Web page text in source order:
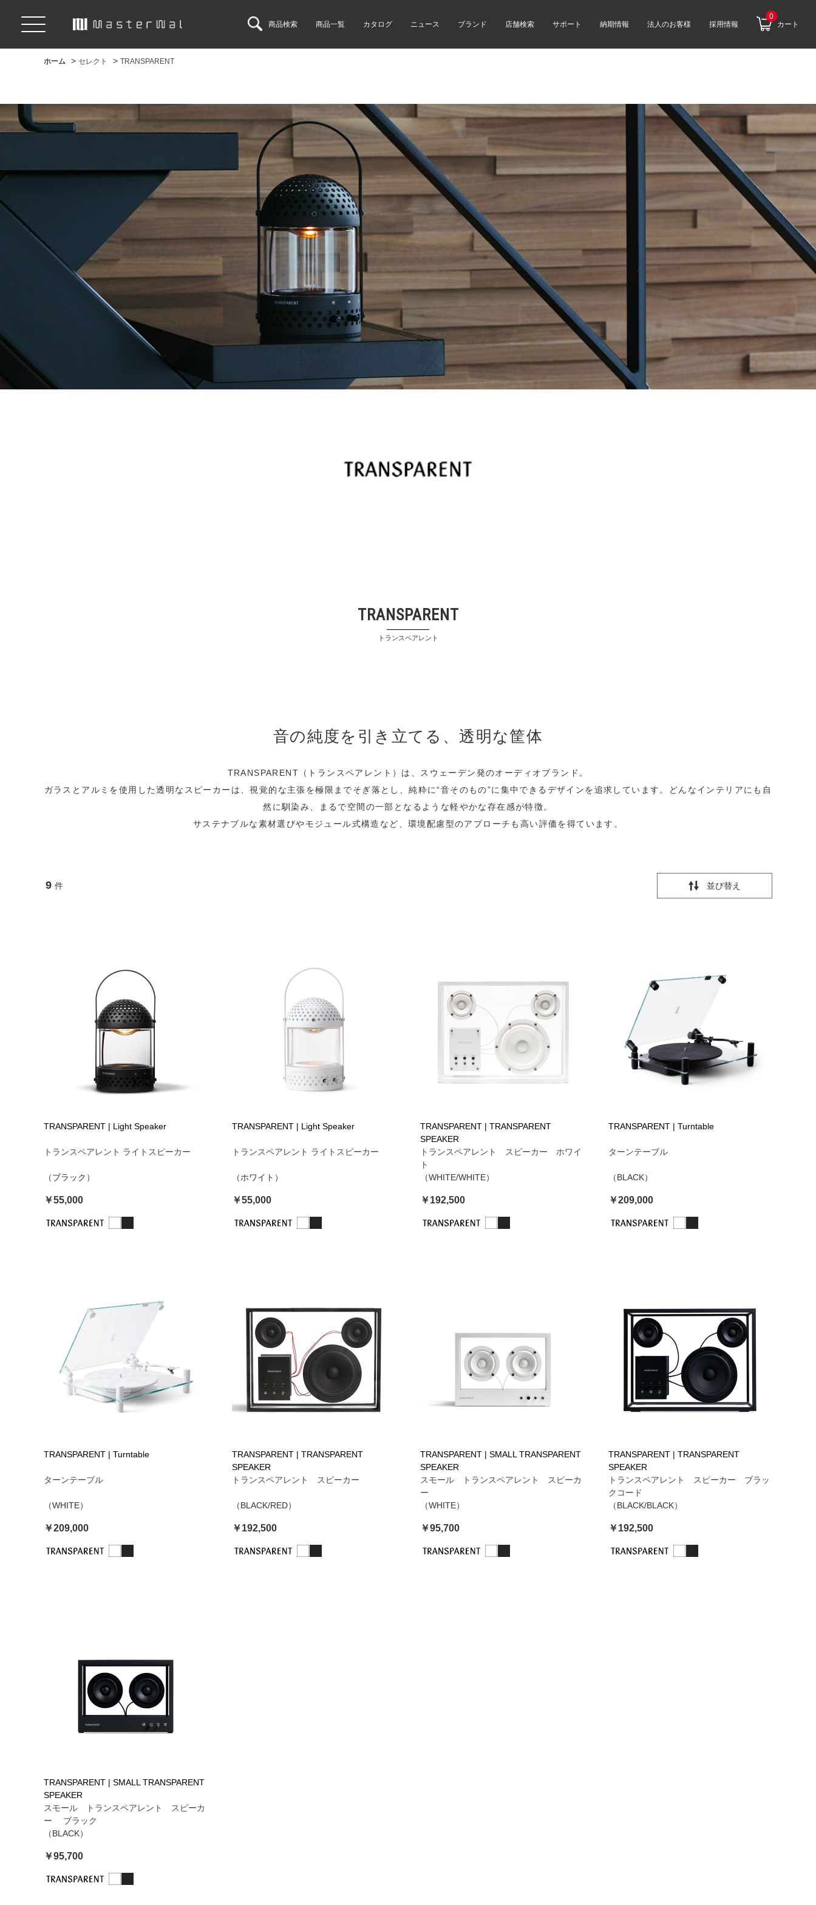
商品検索 商品一覧 カタログ ニュース ブランド 店舗検索 サポート 納期情報 法人のお客様 採用情報
0
カート
ホーム > セレクト > TRANSPARENT
TRANSPARENT
トランスペアレント
音の純度を引き立てる、透明な筐体
TRANSPARENT（トランスペアレント）は、スウェーデン発のオーディオブランド。
ガラスとアルミを使用した透明なスピーカーは、視覚的な主張を極限までそぎ落とし、純粋に“音そのもの”に集中できるデザインを追求しています。どんなインテリアにも自
然に馴染み、まるで空間の一部となるような軽やかな存在感が特徴。
サステナブルな素材選びやモジュール式構造など、環境配慮型のアプローチも高い評価を得ています。
9 件 並び替え
TRANSPARENT | Light Speaker
トランスペアレント ライトスピーカー
（ブラック）
￥55,000
TRANSPARENT | Light Speaker
トランスペアレント ライトスピーカー
（ホワイト）
￥55,000
TRANSPARENT | TRANSPARENT
SPEAKER
トランスペアレント スピーカー ホワイ
ト
（WHITE/WHITE）
￥192,500
TRANSPARENT | Turntable
ターンテーブル
（BLACK）
￥209,000
TRANSPARENT | Turntable
ターンテーブル
（WHITE）
￥209,000
TRANSPARENT | TRANSPARENT
SPEAKER
トランスペアレント スピーカー
（BLACK/RED）
￥192,500
TRANSPARENT | SMALL TRANSPARENT
SPEAKER
スモール トランスペアレント スピーカ
ー
（WHITE）
￥95,700
TRANSPARENT | TRANSPARENT
SPEAKER
トランスペアレント スピーカー ブラッ
クコード
（BLACK/BLACK）
￥192,500
TRANSPARENT | SMALL TRANSPARENT
SPEAKER
スモール トランスペアレント スピーカ
ー ブラック
（BLACK）
￥95,700